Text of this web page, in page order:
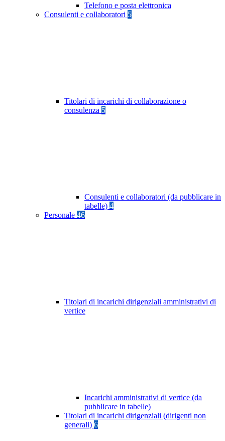
Telefono e posta elettronica
Consulenti e collaboratori 5
Titolari di incarichi di collaborazione o
consulenza 5
Consulenti e collaboratori (da pubblicare in
tabelle) 4
Personale 46
Titolari di incarichi dirigenziali amministrativi di
vertice
Incarichi amministrativi di vertice (da
pubblicare in tabelle)
Titolari di incarichi dirigenziali (dirigenti non
generali) 6